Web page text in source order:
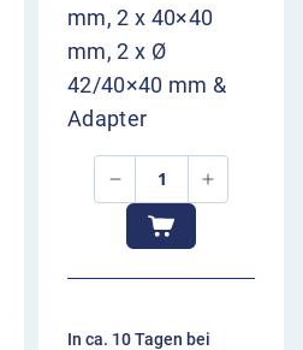
mm, 2 x 40×40
mm, 2 x Ø
42/40×40 mm &
Adapter
In ca. 10 Tagen bei